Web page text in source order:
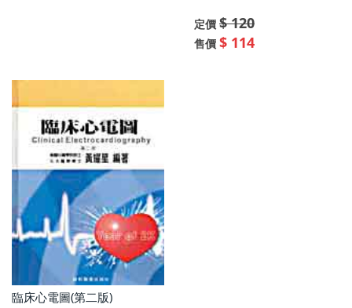
定價 $ 120
售價 $ 114
臨床心電圖(第二版)